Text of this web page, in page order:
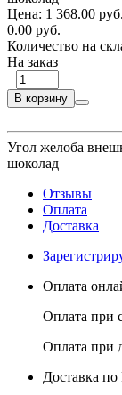
Цена: 1 368.00 руб.
0.00 руб.
Количество на
На заказ
В корзину
Угол желоба
шоколад
Отзывы
Оплата
Доставка
Оплата
Оплата при
Оплата при
Доставка по